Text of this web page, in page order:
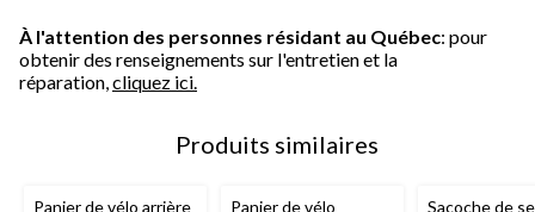
À l'attention des personnes résidant au Québec: pour
obtenir des renseignements sur l'entretien et la
réparation,cliquez ici.
Produits similaires
Panier de vélo arrière
Panier de vélo
Sacoche de